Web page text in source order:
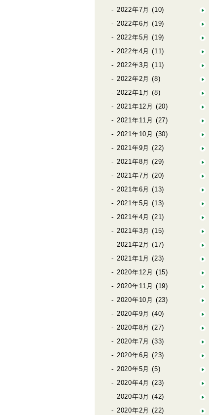
2022年7月 (10)
2022年6月 (19)
2022年5月 (19)
2022年4月 (11)
2022年3月 (11)
2022年2月 (8)
2022年1月 (8)
2021年12月 (20)
2021年11月 (27)
2021年10月 (30)
2021年9月 (22)
2021年8月 (29)
2021年7月 (20)
2021年6月 (13)
2021年5月 (13)
2021年4月 (21)
2021年3月 (15)
2021年2月 (17)
2021年1月 (23)
2020年12月 (15)
2020年11月 (19)
2020年10月 (23)
2020年9月 (40)
2020年8月 (27)
2020年7月 (33)
2020年6月 (23)
2020年5月 (5)
2020年4月 (23)
2020年3月 (42)
2020年2月 (22)